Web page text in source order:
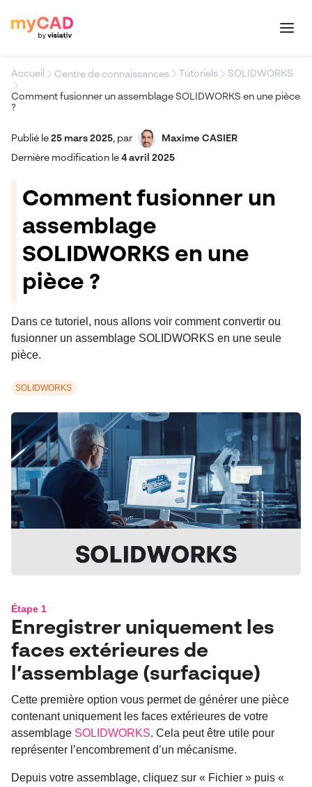
Accueil Centre de connaissances Tutoriels SOLIDWORKS
Comment fusionner un assemblage SOLIDWORKS en une pièce
?
Publié le 25 mars 2025, par
Maxime CASIER
Dernière modification le 4 avril 2025
Comment fusionner un
assemblage
SOLIDWORKS en une
pièce ?
Dans ce tutoriel, nous allons voir comment convertir ou
fusionner un assemblage SOLIDWORKS en une seule
pièce.
SOLIDWORKS
Étape 1
Enregistrer uniquement les
faces extérieures de
l’assemblage (surfacique)
Cette première option vous permet de générer une pièce
contenant uniquement les faces extérieures de votre
assemblage SOLIDWORKS. Cela peut être utile pour
représenter l’encombrement d’un mécanisme.
Depuis votre assemblage, cliquez sur « Fichier » puis «